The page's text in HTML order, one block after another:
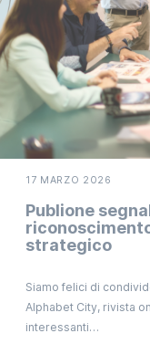
17 MARZO 2026
Publione
strategico
Siamo felici di
Alphabet City, rivista
interessanti…